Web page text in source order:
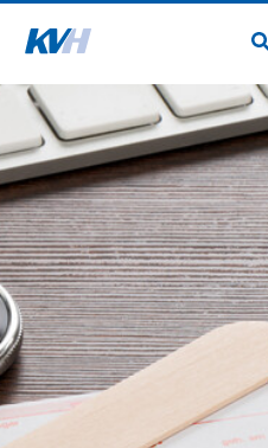
Zur Startseite